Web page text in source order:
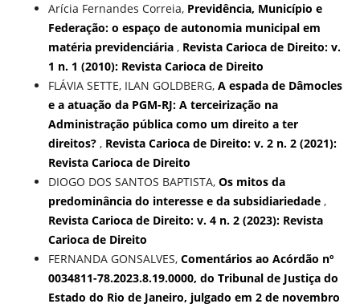
Arícia Fernandes Correia, Previdência, Município e
Federação: o espaço de autonomia municipal em
matéria previdenciária , Revista Carioca de Direito: v.
1 n. 1 (2010): Revista Carioca de Direito
FLÁVIA SETTE, ILAN GOLDBERG, A espada de Dâmocles
e a atuação da PGM-RJ: A terceirização na
Administração pública como um direito a ter
direitos? , Revista Carioca de Direito: v. 2 n. 2 (2021):
Revista Carioca de Direito
DIOGO DOS SANTOS BAPTISTA, Os mitos da
predominância do interesse e da subsidiariedade ,
Revista Carioca de Direito: v. 4 n. 2 (2023): Revista
Carioca de Direito
FERNANDA GONSALVES, Comentários ao Acórdão nº
0034811-78.2023.8.19.0000, do Tribunal de Justiça do
Estado do Rio de Janeiro, julgado em 2 de novembro